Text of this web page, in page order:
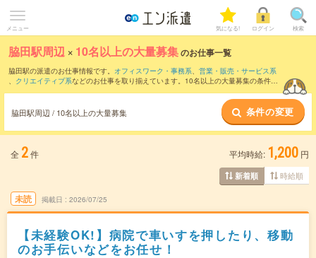
メニュー 気になる! ログイン 検索
脇田駅周辺 × 10名以上の大量募集のお仕事一覧
脇田駅の派遣のお仕事情報です。 オフィスワーク・事務系、 営業・販売・サービス系
、 クリエイティブ系などのお仕事を取り揃えています。10名以上の大量募集の条件の
脇田駅周辺 / 10名以上の大量募集 条件の変更
全 2件 平均時給: 1,200 円
新着順 時給順
未読 掲載日 2026/07/25
【未経験OK!】病院で車いすを押したり、移動
のお手伝いなどをお任せ！